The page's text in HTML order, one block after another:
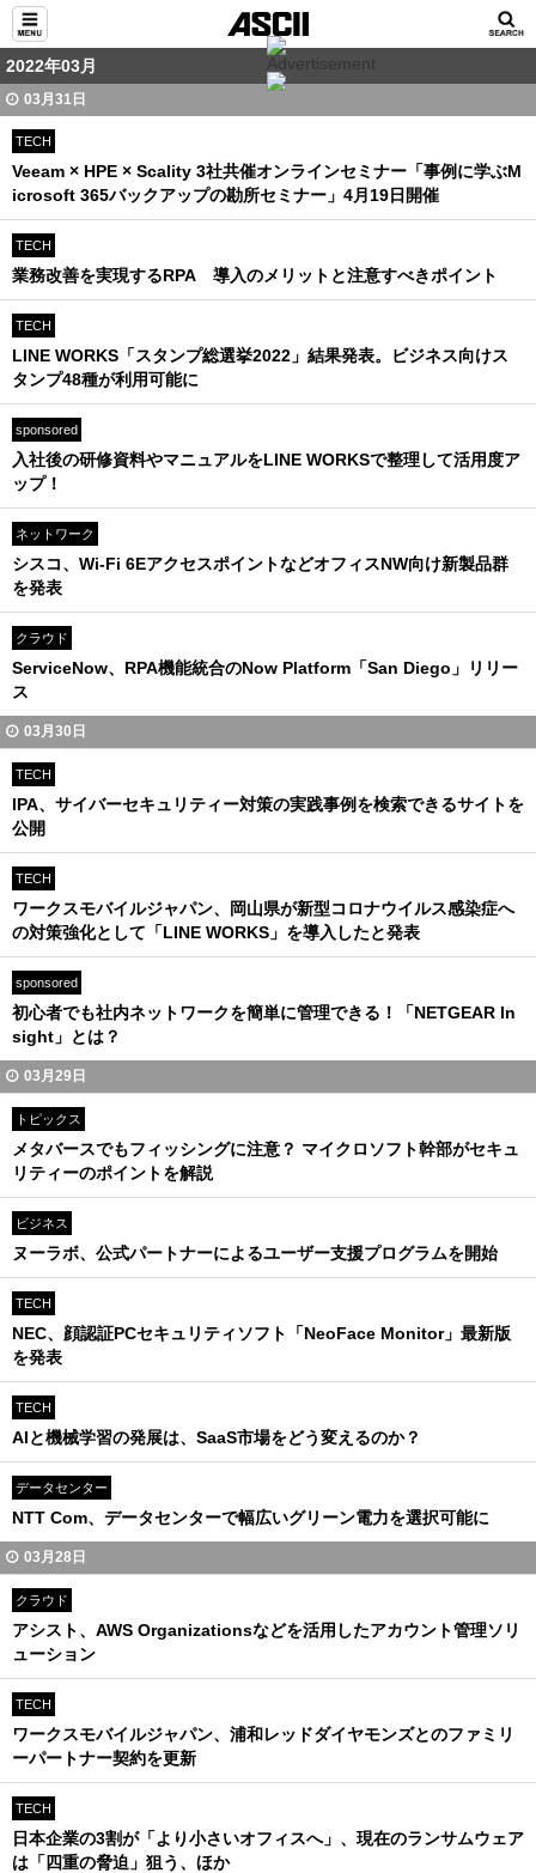
2022年03月
03月31日
TECH
Veeam × HPE × Scality 3社共催オンラインセミナー「事例に学ぶM
icrosoft 365バックアップの勘所セミナー」4月19日開催
TECH
業務改善を実現するRPA 導入のメリットと注意すべきポイント
TECH
LINE WORKS「スタンプ総選挙2022」結果発表。ビジネス向けス
タンプ48種が利用可能に
sponsored
入社後の研修資料やマニュアルをLINE WORKSで整理して活用度ア
ップ！
ネットワーク
シスコ、Wi-Fi 6EアクセスポイントなどオフィスNW向け新製品群
を発表
クラウド
ServiceNow、RPA機能統合のNow Platform「San Diego」リリー
ス
03月30日
TECH
IPA、サイバーセキュリティー対策の実践事例を検索できるサイトを
公開
TECH
ワークスモバイルジャパン、岡山県が新型コロナウイルス感染症へ
の対策強化として「LINE WORKS」を導入したと発表
sponsored
初心者でも社内ネットワークを簡単に管理できる！「NETGEAR In
sight」とは？
03月29日
トピックス
メタバースでもフィッシングに注意？ マイクロソフト幹部がセキュ
リティーのポイントを解説
ビジネス
ヌーラボ、公式パートナーによるユーザー支援プログラムを開始
TECH
NEC、顔認証PCセキュリティソフト「NeoFace Monitor」最新版
を発表
TECH
AIと機械学習の発展は、SaaS市場をどう変えるのか？
データセンター
NTT Com、データセンターで幅広いグリーン電力を選択可能に
03月28日
クラウド
アシスト、AWS Organizationsなどを活用したアカウント管理ソリ
ューション
TECH
ワークスモバイルジャパン、浦和レッドダイヤモンズとのファミリ
ーパートナー契約を更新
TECH
日本企業の3割が「より小さいオフィスへ」、現在のランサムウェア
は「四重の脅迫」狙う、ほか